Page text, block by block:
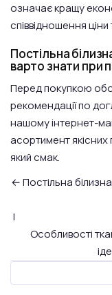
означає кращу
співвідношення ціни
Постільна
варто знати при
Перед покупкою
рекомендації по
нашомуінтернет-
асортимент якісних
який смак.
← Постільна
|
Особливості